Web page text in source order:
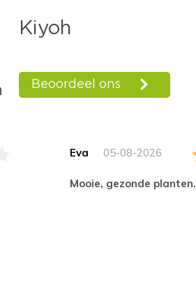
Eva 05-08-2026
Mooie, gezonde planten.